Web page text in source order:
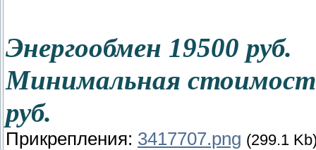
Энергообмен 19500 руб.
Минимальная
руб.
Прикрепления: 3417707.png (299.1